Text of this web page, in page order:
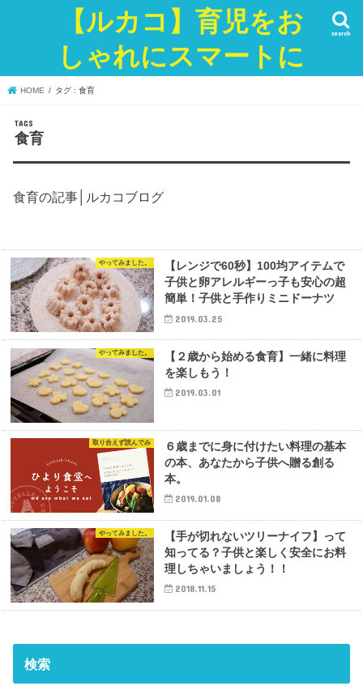
【ルカコ】育児をお
しゃれにスマートに
search
HOME タグ : 食育
食育
食育の記事│ルカコブログ
やってみました。
【レンジで60秒】100均アイテムで
子供と卵アレルギーっ子も安心の超
簡単！子供と手作りミニドーナツ
2019.03.25
やってみました。
【２歳から始める食育】一緒に料理
を楽しもう！
2019.03.01
取り合えず読んでみ
６歳までに身に付けたい料理の基本
の本、あなたから子供へ贈る創る
本。
2019.01.08
やってみました。
【手が切れないツリーナイフ】って
知ってる？子供と楽しく安全にお料
理しちゃいましょう！！
2018.11.15
検索